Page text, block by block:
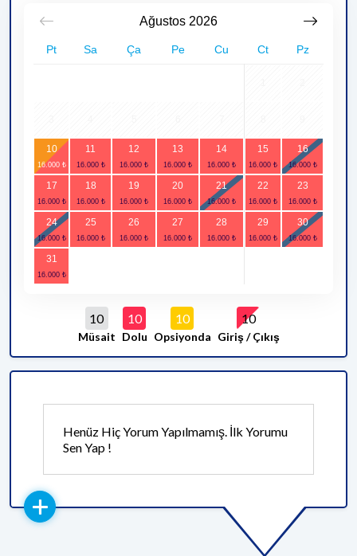
Ağustos 2026
Pt Sa Ça Pe Cu Ct Pz
10 11 12 13 14 15 16
17 18 19 20 21 22 23
24 25 26 27 28 29 30
31
10
Müsait
10
Dolu
10
Opsiyonda
10
Giriş / Çıkış
Henüz Hiç Yorum Yapılmamış. İlk Yorumu
Sen Yap !